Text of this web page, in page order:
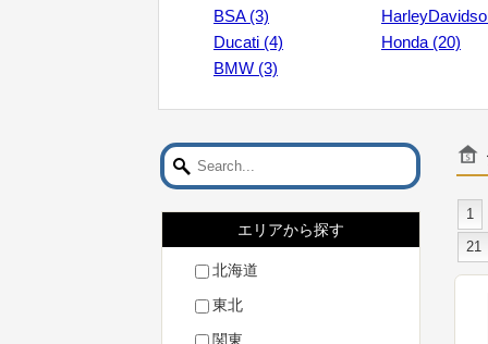
BSA (3)
Ducati (4)
BMW (3)
Honda (20)
エリアから探す
北海道
東北
関東
1
21